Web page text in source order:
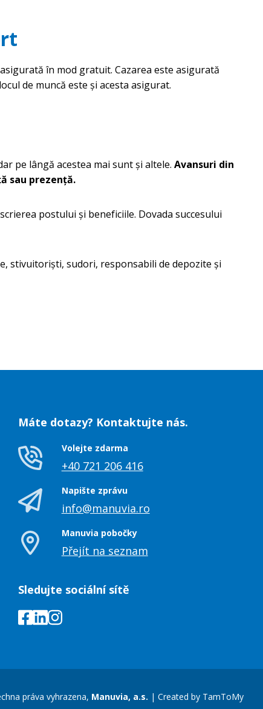
în mod gratuit. Cazarea este asigurată
de muncă este și acesta asigurat.
pe lângă acestea mai sunt și altele. Avansuri din
sau prezență.
postului și beneficiile. Dovada succesului
stivuitoriști, sudori, responsabili de depozite și
Máte dotazy? Kontaktujte nás.
Volejte zdarma
+40 721 206 416
Napište zprávu
info@manuvia.ro
Manuvia pobočky
Přejít na seznam
Sledujte sociální sítě
práva vyhrazena, Manuvia, a.s. | Created by TamToMy